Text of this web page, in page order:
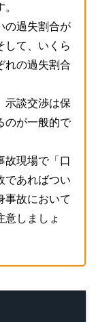
の過失割合が
して、いくら
れの過失割合
示談交渉は保
のが一般的で
故現場で「口
であればつい
事故において
意しましょ